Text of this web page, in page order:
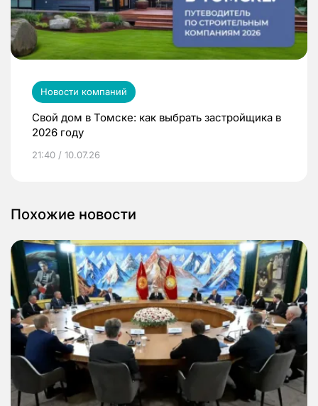
Новости компаний
Свой дом в Томске: как выбрать застройщика в
2026 году
21:40 / 10.07.26
Похожие новости